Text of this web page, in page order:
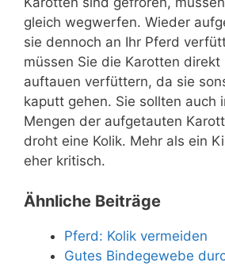
gleich wegwerfen. Wieder
sie dennoch an Ihr Pferd
müssen Sie die Karotten direkt
auftauen verfüttern, da sie
kaputt gehen. Sie sollten auch
Mengen der aufgetauten
droht eine Kolik. Mehr als ein
eher kritisch.
Ähnliche Beiträge
Pferd: Kolik vermeiden
Gutes Bindegewebe